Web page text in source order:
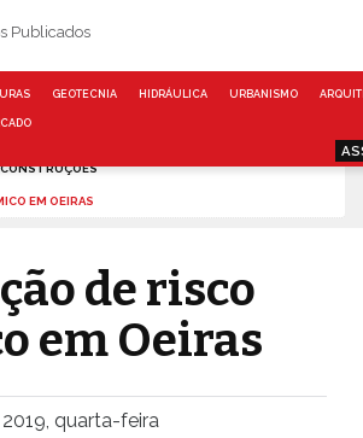
Publicados
GEOTECNIA HIDRÁULICA URBANISMO
CONSTRUÇÕES
EM OEIRAS
de risco
em Oeiras
quarta-feira